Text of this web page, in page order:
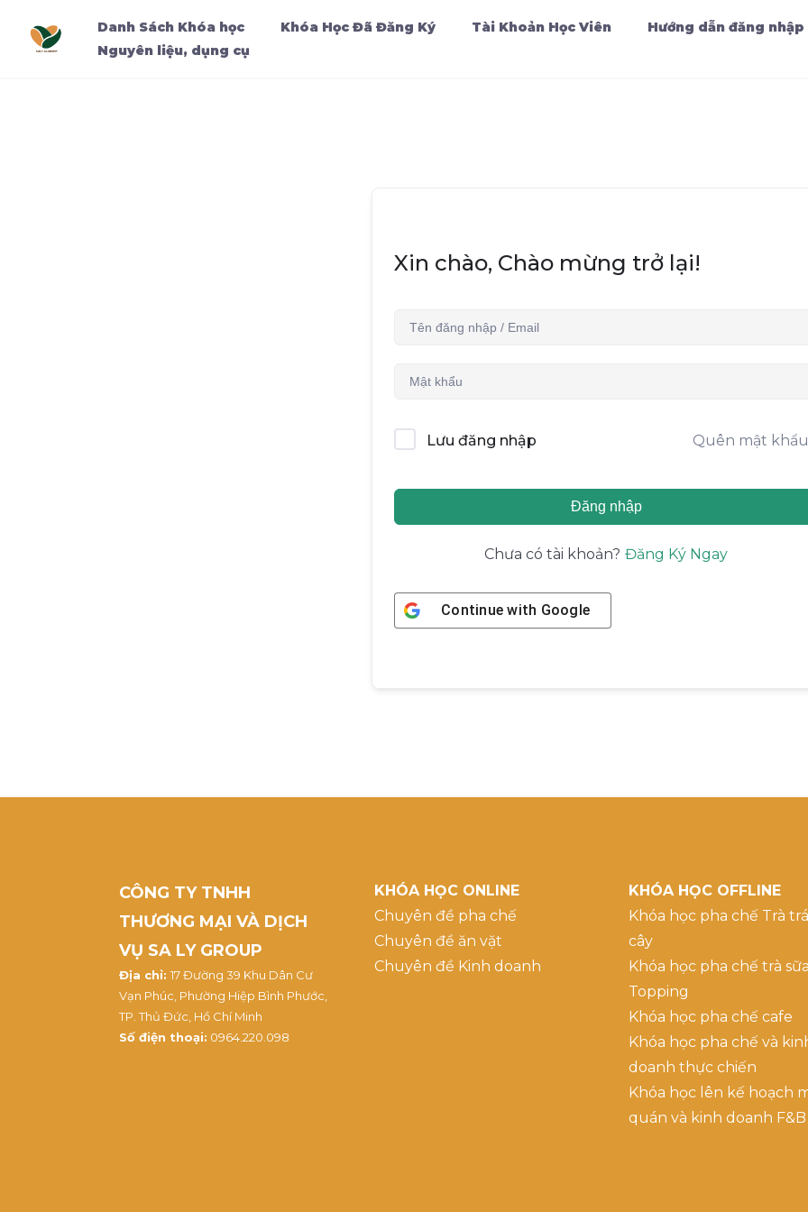
Danh Sách Khóa học Khóa Học Đã Đăng Ký Tài Khoản Học Viên
Hướng dẫn đăng nhập
Nguyên liệu, dụng cụ
Xin chào, Chào mừng trở lại!
Lưu đăng nhập Quên mật
Đăng nhập
Chưa có tài khoản? Đăng Ký Ngay
Continue with Google
CÔNG TY TNHH
THƯƠNG MẠI VÀ DỊCH
VỤ SA LY GROUP
Địa chỉ: 17 Đường 39 Khu Dân Cư
Vạn Phúc, Phường Hiệp Bình Phước,
TP. Thủ Đức, Hồ Chí Minh
Số điện thoại: 0964.220.098
KHÓA HỌC ONLINE
Chuyên đề pha chế
Chuyên đề ăn vặt
Chuyên đề Kinh doanh
KHÓA HỌC OFFLINE
Khóa học pha chế Trà
cây
Khóa học pha chế trà
Topping
Khóa học pha chế cafe
Khóa học pha chế và
doanh thực chiến
Khóa học lên kế hoạch
quán và kinh doanh F&B